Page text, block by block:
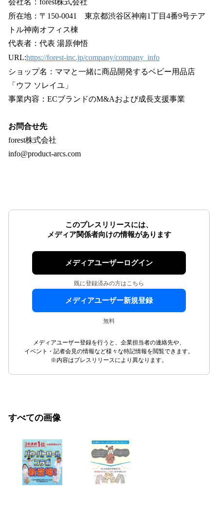
会社名：forest株式会社
所在地：〒150-0041 東京都渋谷区神南1丁目4番9号テア
トル神南オフィス棟
代表者：代表 湯原伸悟
URL:https://forest-inc.jp/company/company_info
ショップ名：ママと一緒に商品開発するベビー用品店
「ウフ ソレイユ」
事業内容：ECブランドのM&Aおよび成長支援事業
お問合せ先
forest株式会社
info@product-arcs.com
このプレスリリースには、
メディア関係者向けの情報があります
メディアユーザーログイン
既に登録済みの方はこちら
メディアユーザー新規登録
無料
メディアユーザー登録を行うと、企業担当者の連絡先や、
イベント・記者会見の情報など様々な特記情報を閲覧できます。
※内容はプレスリリースにより異なります。
すべての画像